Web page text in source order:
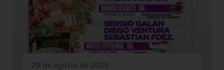
29 de agosto de 2026